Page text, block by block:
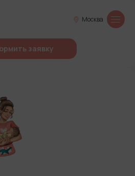
Москва
заявку